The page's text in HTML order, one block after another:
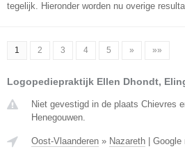
tegelijk. Hieronder worden nu overige
1 2 3 4 5 » »»
Logopediepraktijk Ellen Dhondt,
Niet gevestigd in de plaats Chievres
Henegouwen.
Oost-Vlaanderen » Nazareth Google